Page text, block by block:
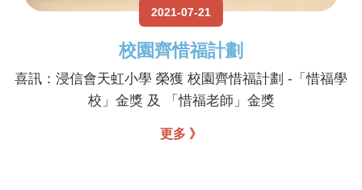
2021-07-21
校園齊惜福計劃
喜訊：浸信會天虹小學 榮獲 校園齊惜福計劃 -「惜福學
校」金獎 及 「惜福老師」金獎
更多 》